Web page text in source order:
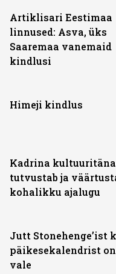
Artiklisari Eestimaa
linnused: Asva, üks
Saaremaa vanemaid
kindlusi
Himeji kindlus
Kadrina
tutvustab ja
kohalikku ajalugu
Jutt Stonehenge’ist
päikesekalendrist on
vale